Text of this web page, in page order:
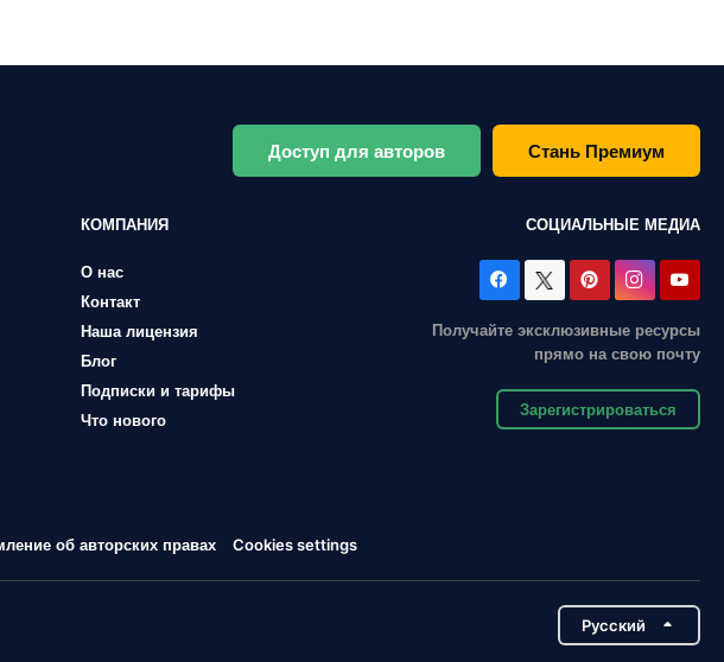
Доступ для авторов Стань Премиум
КОМПАНИЯ
О нас
Контакт
Наша лицензия
Блог
Подписки и тарифы
Что нового
СОЦИАЛЬНЫЕ МЕДИА
Получайте эксклюзивные ресурсы
прямо на свою почту
Зарегистрироваться
об авторских правах Cookies settings
Pусский